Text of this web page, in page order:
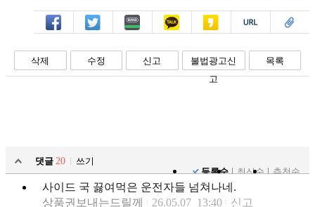
페북 트윗 밴드 카톡 카스 복사 스크랩
삭제 수정 신고
불법광고신
고
목록
댓글 20
쓰기
등록순
최신순 추천순
사이드 국 끓여먹은 운전자들 넘쳐나네.
상품권보내는드릴께
26.05.07 13:40 신고